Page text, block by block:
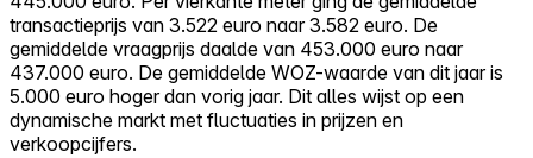
Probeer Walter gratis
transactieprijs van 3.522 euro naar 3.582 euro. De
gemiddelde vraagprijs daalde van 453.000 euro naar
437.000 euro. De gemiddelde WOZ-waarde van dit jaar is
5.000 euro hoger dan vorig jaar. Dit alles wijst op een
dynamische markt met fluctuaties in prijzen en
verkoopcijfers.